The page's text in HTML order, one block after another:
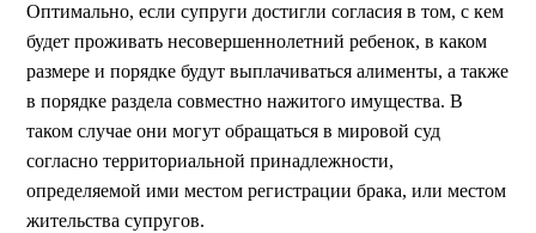
Оптимально, если супруги достигли согласия в том, с кем
будет проживать несовершеннолетний ребенок, в каком
размере и порядке будут выплачиваться алименты, а также
в порядке раздела совместно нажитого имущества. В
таком случае они могут обращаться в мировой суд
согласно территориальной принадлежности,
определяемой ими местом регистрации брака, или местом
жительства супругов.